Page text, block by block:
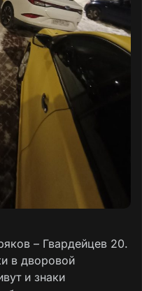
– Гвардейцев 20.
в дворовой
и знаки